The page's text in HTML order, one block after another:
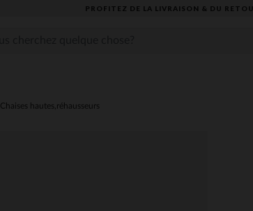
PROFITEZ DE LA LIVRAISON & DU
Chaises hautes,réhausseurs